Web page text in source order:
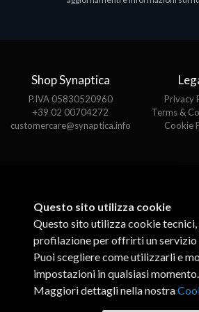
Shop Synaptica
P.IVA 05830520960
+39 02 00704272
customercare@synaptica.info
Privacy
Terms &
Cookie
Questo sito utilizza cookie
Questo sito utilizza cookie
profilazione per offrirti un servizio
Puoi scegliere come utilizzarli e
impostazioni in qualsiasi momento.
Maggiori dettagli nella nostra